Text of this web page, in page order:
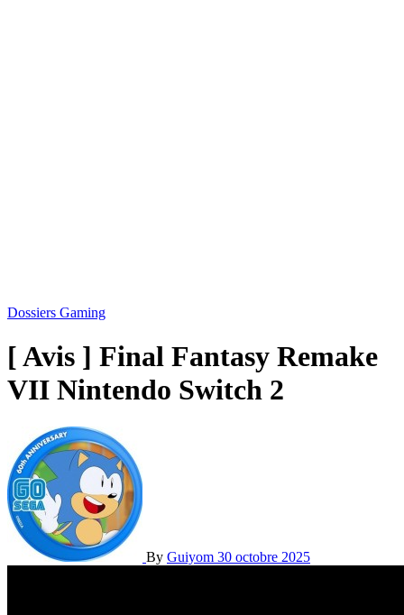
Dossiers Gaming
[ Avis ] Final Fantasy Remake
VII Nintendo Switch 2
By Guiyom 30 octobre 2025